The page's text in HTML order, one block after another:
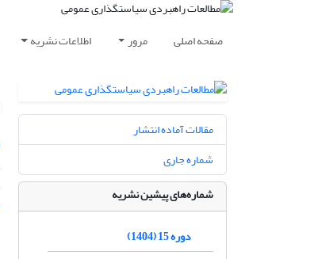
صفحه اصلی مرور اطلاعات نشریه
مقالات آماده انتشار
شماره جاری
شماره‌های پیشین نشریه
دوره 15 (1404)